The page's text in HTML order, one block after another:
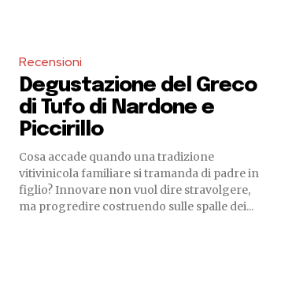
Recensioni
Degustazione del Greco
di Tufo di Nardone e
Piccirillo
Cosa accade quando una tradizione
vitivinicola familiare si tramanda di padre in
figlio? Innovare non vuol dire stravolgere,
ma progredire costruendo sulle spalle dei...